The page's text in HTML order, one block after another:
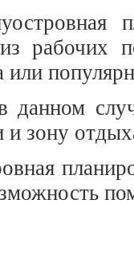
рабочих
или
данном
и зону